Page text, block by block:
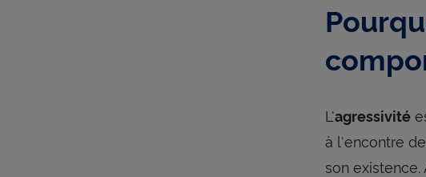
L'agressivité
à l'encontre
son